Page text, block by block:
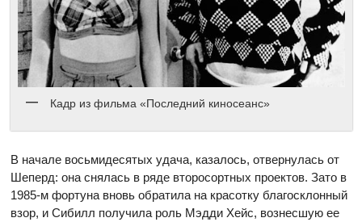
Кадр из фильма «Последний киносеанс»
В начале восьмидесятых удача, казалось, отвернулась от
Шеперд: она снялась в ряде второсортных проектов. Зато в
1985-м фортуна вновь обратила на красотку благосклонный
взор, и Сибилл получила роль Мэдди Хейс, вознесшую ее